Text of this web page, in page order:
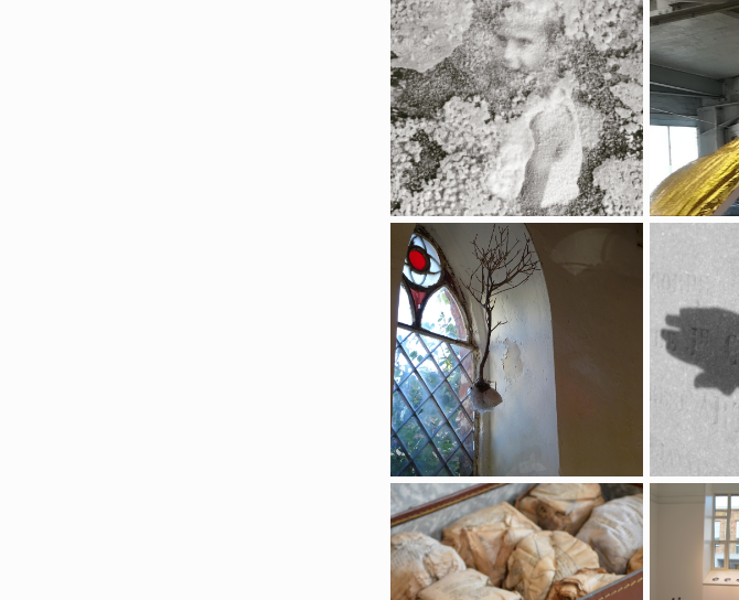
Frémissement de l'instant
Chapelle St Sauveur